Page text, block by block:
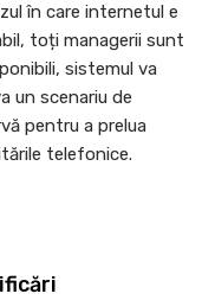
în care internetul e
toți managerii sunt
sistemul va
un scenariu de
pentru a prelua
telefonice.